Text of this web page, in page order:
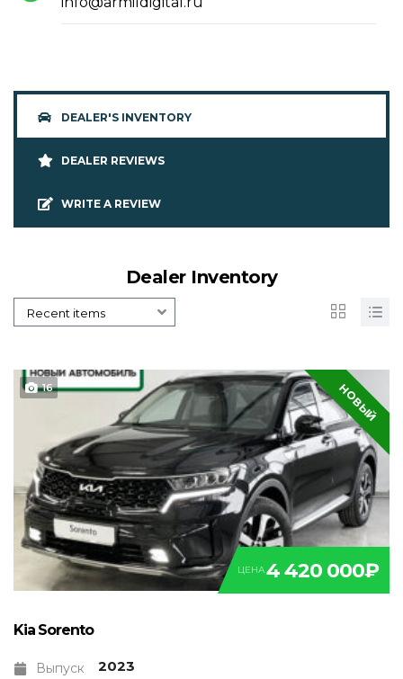
DEALER'S INVENTORY
DEALER REVIEWS
WRITE A REVIEW
Dealer Inventory
Recent items
16 НОВЫЙ
ЦЕНА4 420 000₽
Kia Sorento
Выпуск 2023